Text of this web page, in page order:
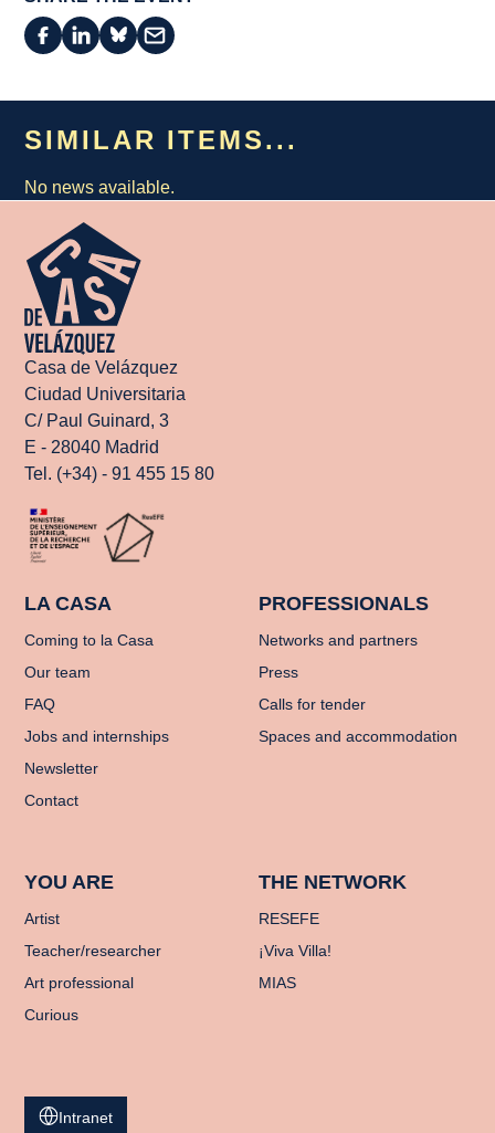
SIMILAR ITEMS...
No news available.
Casa de Velázquez
Ciudad Universitaria
C/ Paul Guinard, 3
E - 28040 Madrid
Tel. (+34) - 91 455 15 80
LA CASA
Coming to la Casa
Our team
FAQ
Jobs and internships
Newsletter
Contact
PROFESSIONALS
Networks and partners
Press
Calls for tender
Spaces and accommodation
YOU ARE
Artist
Teacher/researcher
Art professional
Curious
THE NETWORK
RESEFE
¡Viva Villa!
MIAS
Intranet